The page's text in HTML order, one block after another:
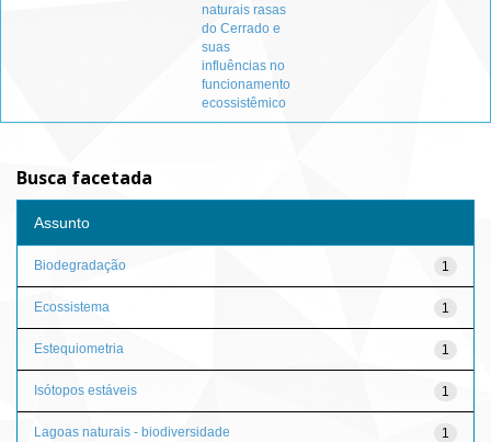
naturais rasas
do Cerrado e
suas
influências no
funcionamento
ecossistêmico
Busca facetada
Assunto
1
Biodegradação
1
Ecossistema
1
Estequiometria
1
Isótopos estáveis
1
Lagoas naturais - biodiversidade